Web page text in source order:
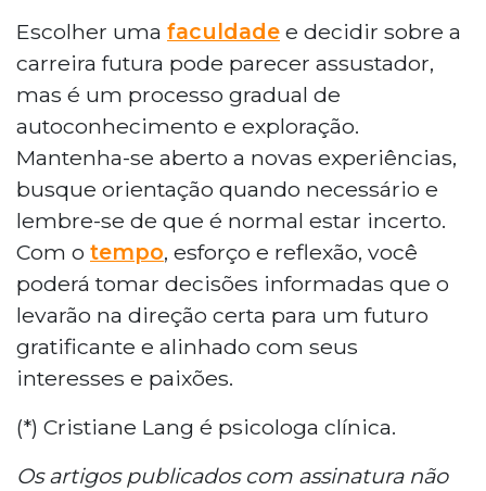
Escolher uma faculdade e decidir sobre a
carreira futura pode parecer assustador,
mas é um processo gradual de
autoconhecimento e exploração.
Mantenha-se aberto a novas experiências,
busque orientação quando necessário e
lembre-se de que é normal estar incerto.
Com o tempo, esforço e reflexão, você
poderá tomar decisões informadas que o
levarão na direção certa para um futuro
gratificante e alinhado com seus
interesses e paixões.
(*) Cristiane Lang é psicologa clínica.
Os artigos publicados com assinatura não